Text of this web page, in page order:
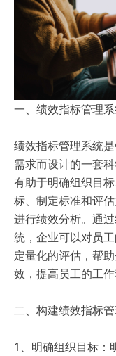
一、绩效指标管理
绩效指标管理系统
需求而设计的一套
有助于明确组织目
标、制定标准和评
进行绩效分析。通
统，企业可以对员工
定量化的评估，帮
效，提高员工的工作
二、构建绩效指标
1、明确组织目标：